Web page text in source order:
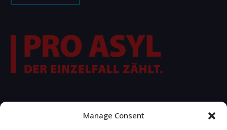
Manage Consent